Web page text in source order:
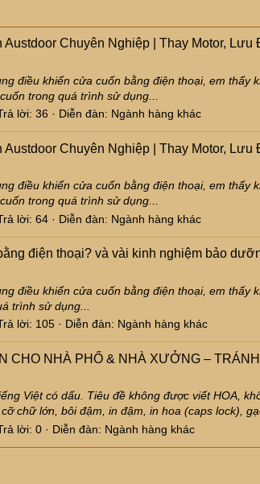
Chuyên Nghiệp | Thay Motor,
điều khiển cửa cuốn bằng điện thoại, em
trong quá trình sử dụng...
lời: 36 Diễn đàn: Ngành hàng khác
Chuyên Nghiệp | Thay Motor,
điều khiển cửa cuốn bằng điện thoại, em
trong quá trình sử dụng...
lời: 64 Diễn đàn: Ngành hàng khác
điện thoại? và vài kinh nghiệm bảo
điều khiển cửa cuốn bằng điện thoại, em
trình sử dụng...
lời: 105 Diễn đàn: Ngành hàng khác
CHO NHÀ PHỐ & NHÀ XƯỞNG –
Việt có dấu. Tiêu đề không được viết HOA,
chữ lớn, bôi đậm, in đậm, in hoa (caps lock),
lời: 0 Diễn đàn: Ngành hàng khác